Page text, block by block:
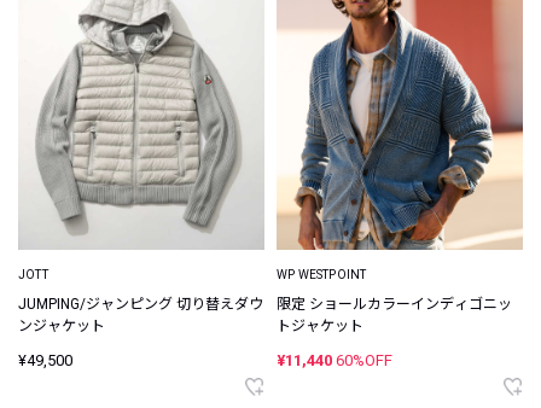
JOTT
JUMPING/ジャンピング 切り替えダウ
ンジャケット
¥49,500
WP WESTPOINT
限定 ショールカラーインディゴニッ
トジャケット
¥11,440 60%OFF